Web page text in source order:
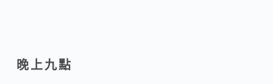
晚上九點